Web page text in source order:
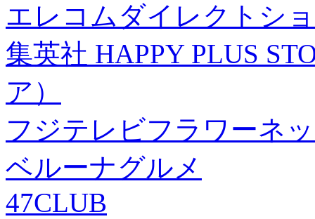
エレコムダイレクトシ
集英社 HAPPY PLUS
ア）
フジテレビフラワーネ
ベルーナグルメ
47CLUB